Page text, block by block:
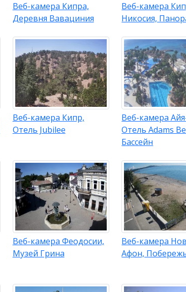
Веб-камера Кипра,
Деревня Вавациния
Веб-камера
Никосия,
Веб-камера Кипр,
Отель Jubilee
Веб-камера
Отель Adams
Бассейн
Веб-камера Феодосии,
Музей Грина
Веб-камера
Афон,